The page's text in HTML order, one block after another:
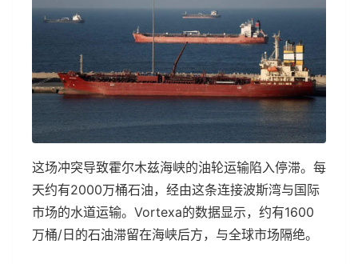
这场冲突导致霍尔木兹海峡的油轮运输陷入停滞。每
天约有2000万桶石油，经由这条连接波斯湾与国际
市场的水道运输。Vortexa的数据显示，约有1600
万桶/日的石油滞留在海峡后方，与全球市场隔绝。